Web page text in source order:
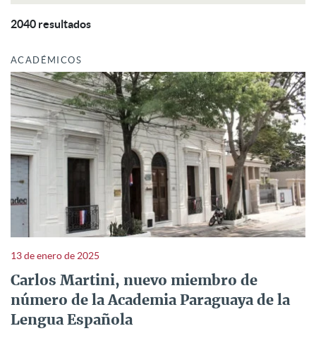
2040 resultados
ACADÉMICOS
13 de enero de 2025
Carlos Martini, nuevo miembro de
número de la Academia Paraguaya de la
Lengua Española